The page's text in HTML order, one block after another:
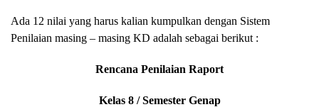
Ada 12 nilai yang harus kalian kumpulkan dengan Sistem
Penilaian masing – masing KD adalah sebagai berikut :
Rencana Penilaian Raport
Kelas 8 / Semester Genap